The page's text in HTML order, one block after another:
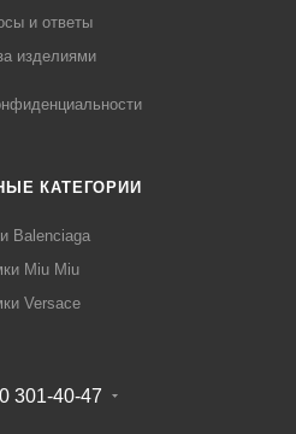
и ответы
изделиями
КАТЕГОРИИ
Balenciaga
Miu Miu
Versace
301-40-47